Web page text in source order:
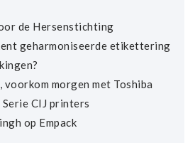
de Hersenstichting
geharmoniseerde etikettering
voorkom morgen met Toshiba
CIJ printers
op Empack